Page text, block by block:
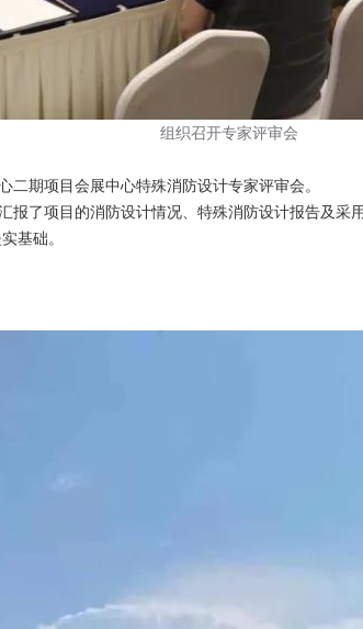
组织召开专家评审会
期项目会展中心特殊消防设计专家评审会。
了项目的消防设计情况、特殊消防设计报告及采
基础。